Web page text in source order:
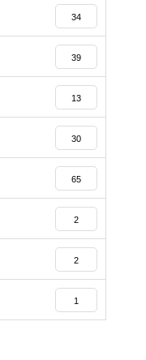
34
39
13
30
65
2
2
1